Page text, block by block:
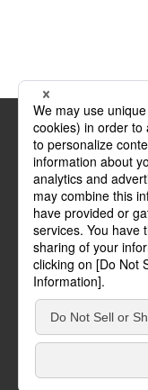
ご利用にあたって
方針・規約
サイトマップ
お問い合わせ